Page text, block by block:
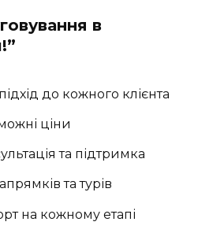
в
до кожного клієнта
ціни
та підтримка
та турів
на кожному етапі